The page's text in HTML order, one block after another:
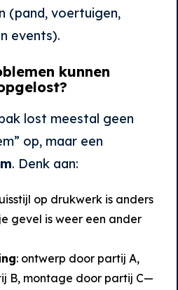
(pand, voertuigen,
events).
kunnen
lost meestal geen
op, maar een
. Denk aan:
op drukwerk is anders
gevel is weer een ander
: ontwerp door partij A,
B, montage door partij C—